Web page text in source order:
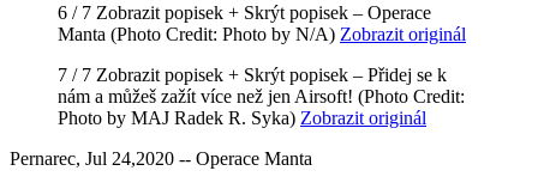
6 / 7 Zobrazit popisek + Skrýt popisek – Operace
Manta (Photo Credit: Photo by N/A) Zobrazit originál
7 / 7 Zobrazit popisek + Skrýt popisek – Přidej se k
nám a můžeš zažít více než jen Airsoft! (Photo Credit:
Photo by MAJ Radek R. Syka) Zobrazit originál
Pernarec, Jul 24,2020 -- Operace Manta